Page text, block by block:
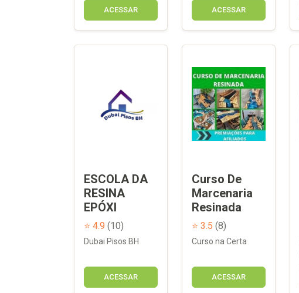
ACESSAR ACESSAR
ESCOLA DA
RESINA
EPÓXI
⭐ 4.9 (10)
Dubai Pisos BH
ACESSAR
Curso De
Marcenaria
Resinada
⭐ 3.5 (8)
Curso na Certa
ACESSAR